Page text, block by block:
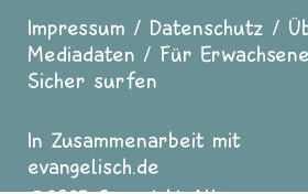
Fußzeile
Impressum Datenschutz
Mediadaten
Für Erwachsene
Sicher surfen
In Zusammenarbeit mit
evangelisch.de